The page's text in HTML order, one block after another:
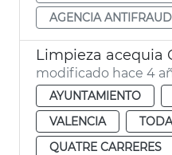
AGENCIA
Limpieza acequia
modificado hace 4
AYUNTAMIENTO
VALENCIA
QUATRE CARRERES